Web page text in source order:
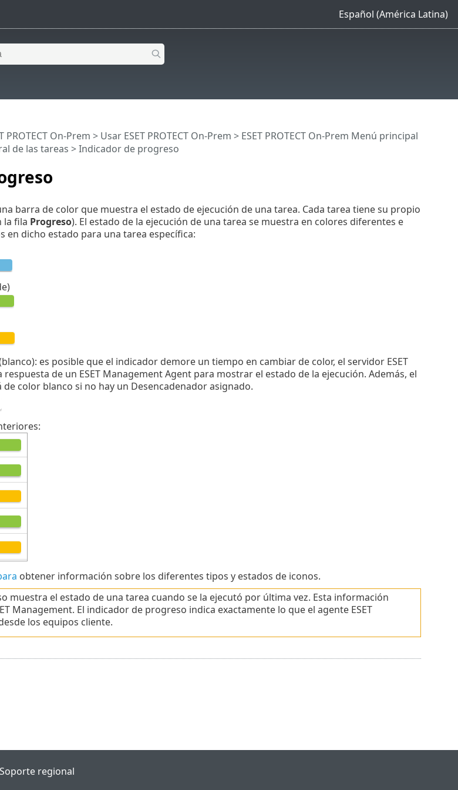
Español (América Latina)
PROTECT On-Prem > Usar ESET PROTECT On-Prem > ESET PROTECT On-Prem Menú principal
de las tareas > Indicador de progreso
barra de color que muestra el estado de ejecución de una tarea. Cada tarea tiene su propio
la fila Progreso). El estado de la ejecución de una tarea se muestra en colores diferentes e
en dicho estado para una tarea específica:
es posible que el indicador demore un tiempo en cambiar de color, el servidor ESET
respuesta de un ESET Management Agent para mostrar el estado de la ejecución. Además, el
color blanco si no hay un Desencadenador asignado.
obtener información sobre los diferentes tipos y estados de iconos.
muestra el estado de una tarea cuando se la ejecutó por última vez. Esta información
Management. El indicador de progreso indica exactamente lo que el agente ESET
los equipos cliente.
Soporte regional